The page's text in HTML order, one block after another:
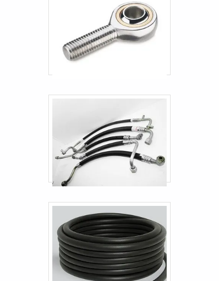
Preço do terminal industrial
Fornecedor de engate industrial
Mangueira De Aço Flexível
Mangueira De Cobre Para Gás
Mangueira Para Encanamento De Gás
Mangueira Para Tubulação De Gás